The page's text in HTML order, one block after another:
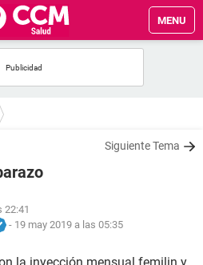
MENU
Siguiente Tema
22:41
- 19 may 2019 a las 05:35